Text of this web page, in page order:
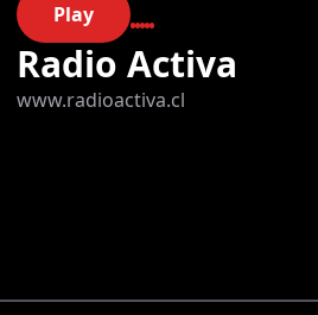
Play
Radio Activa
www.radioactiva.cl